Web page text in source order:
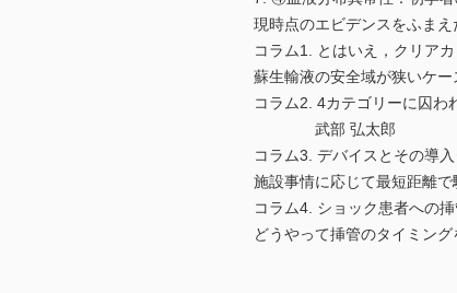
現時点のエビデンスをふ
コラム1. とはいえ，クリア
蘇生輸液の安全域が狭い
コラム2. 4カテゴリーに囚わ
武部 弘太郎
コラム3. デバイスとその導
施設事情に応じて最短距
コラム4. ショック患者への挿
どうやって挿管のタイミ